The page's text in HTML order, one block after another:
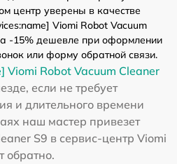
центр уверены в качестве
Viomi Robot Vacuum
-15% дешевле при оформлении
или форму обратной связи.
Viomi Robot Vacuum Cleaner
если не требует
и длительного времени
наш мастер привезет
S9 в сервис-центр Viomi
обратно.